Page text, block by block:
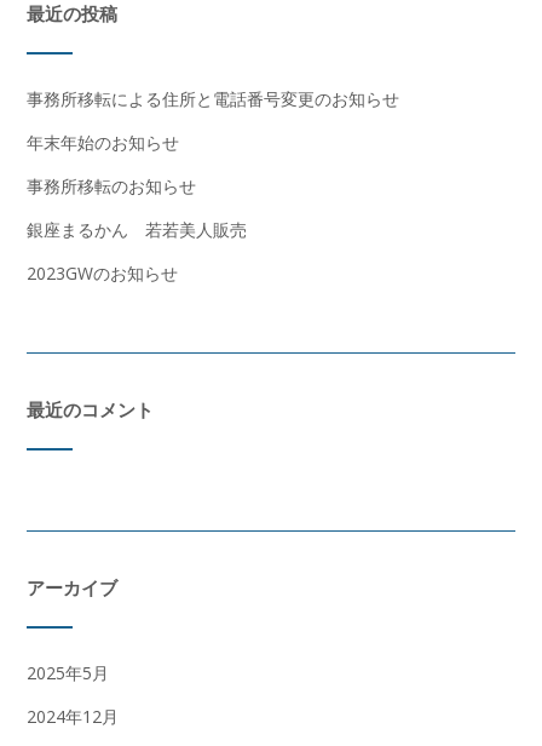
最近の投稿
事務所移転による住所と電話番号変更のお知らせ
年末年始のお知らせ
事務所移転のお知らせ
銀座まるかん 若若美人販売
2023GWのお知らせ
最近のコメント
アーカイブ
2025年5月
2024年12月